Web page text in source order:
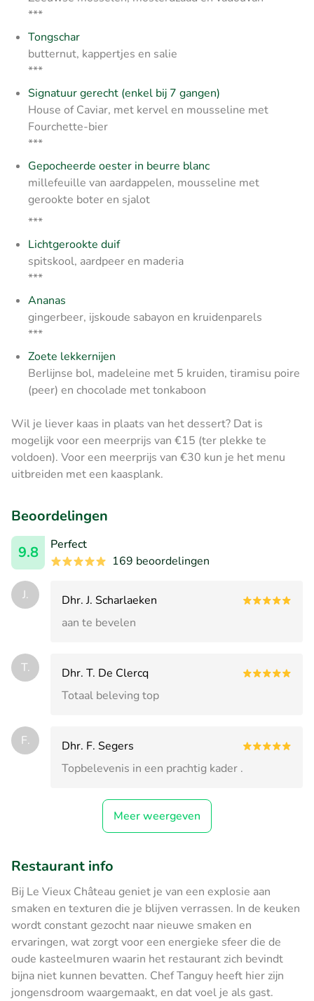
***
Tongschar
butternut, kappertjes en salie
***
Signatuur gerecht (enkel bij 7 gangen)
House of Caviar, met kervel en mousseline met
Fourchette-bier
***
Gepocheerde oester in beurre blanc
millefeuille van aardappelen, mousseline met
gerookte boter en sjalot
***
Lichtgerookte duif
spitskool, aardpeer en maderia
***
Ananas
gingerbeer, ijskoude sabayon en kruidenparels
***
Zoete lekkernijen
Berlijnse bol, madeleine met 5 kruiden, tiramisu poire
(peer) en chocolade met tonkaboon
Wil je liever kaas in plaats van het dessert? Dat is
mogelijk voor een meerprijs van €15 (ter plekke te
voldoen). Voor een meerprijs van €30 kun je het menu
uitbreiden met een kaasplank.
Beoordelingen
9.8
Perfect
169 beoordelingen
J.
Dhr. J. Scharlaeken
aan te bevelen
T.
Dhr. T. De Clercq
Totaal beleving top
F.
Dhr. F. Segers
Topbelevenis in een prachtig kader .
Meer weergeven
Restaurant info
Bij Le Vieux Château geniet je van een explosie aan
smaken en texturen die je blijven verrassen. In de keuken
wordt constant gezocht naar nieuwe smaken en
ervaringen, wat zorgt voor een energieke sfeer die de
oude kasteelmuren waarin het restaurant zich bevindt
bijna niet kunnen bevatten. Chef Tanguy heeft hier zijn
jongensdroom waargemaakt, en dat voel je als gast.